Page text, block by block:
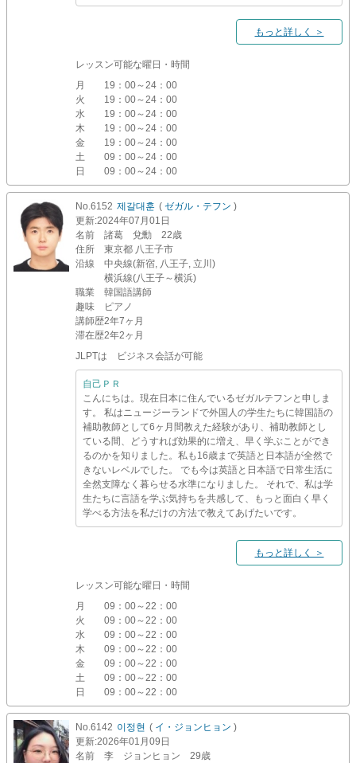
もっと詳しく ＞
レッスン可能な曜日・時間
月
19：00～24：00
火
19：00～24：00
水
19：00～24：00
木
19：00～24：00
金
19：00～24：00
土
09：00～24：00
日
09：00～24：00
No.6152 제갈대훈 ( ゼガル・テフン )
更新:2024年07月01日
名前
諸葛 兌勳 22歳
住所
東京都 八王子市
沿線
中央線(新宿, 八王子, 立川)
横浜線(八王子～横浜)
職業
韓国語講師
趣味
ピアノ
講師歴2年7ヶ月
滞在歴2年2ヶ月
JLPTは ビジネス会話が可能
自己ＰＲ
こんにちは。現在日本に住んでいるゼガルテフンと申しま
す。 私はニュージーランドで外国人の学生たちに韓国語の
補助教師として6ヶ月間教えた経験があり、補助教師とし
ている間、どうすれば効果的に増え、早く学ぶことができ
るのかを知りました。私も16歳まで英語と日本語が全然で
きないレベルでした。 でも今は英語と日本語で日常生活に
全然支障なく暮らせる水準になりました。 それで、私は学
生たちに言語を学ぶ気持ちを共感して、もっと面白く早く
学べる方法を私だけの方法で教えてあげたいです。
もっと詳しく ＞
レッスン可能な曜日・時間
月
09：00～22：00
火
09：00～22：00
水
09：00～22：00
木
09：00～22：00
金
09：00～22：00
土
09：00～22：00
日
09：00～22：00
No.6142 이정현 ( イ・ジョンヒョン )
更新:2026年01月09日
名前
李 ジョンヒョン 29歳